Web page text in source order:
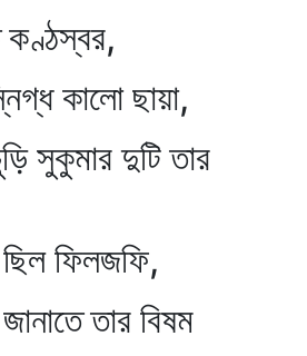
কালো ছায়া,
সুকুমার দুটি তার
ফিলজফি,
তার বিষম